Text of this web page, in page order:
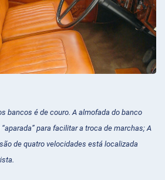
bancos é de couro. A almofada do banco
para facilitar a troca de marchas; A
de quatro velocidades está localizada